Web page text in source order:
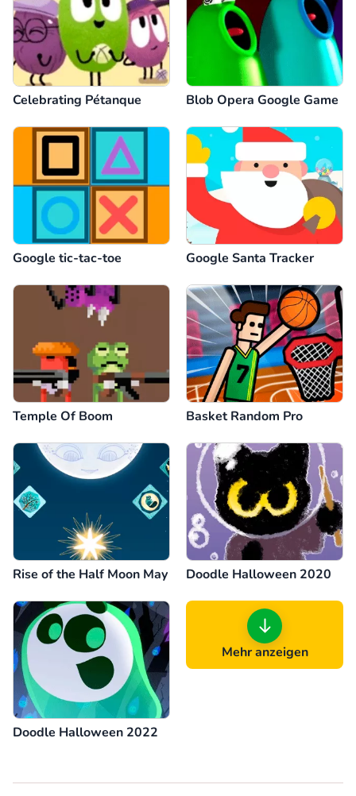
Celebrating Pétanque Blob Opera Google Game
Google tic-tac-toe Google Santa Tracker
Temple Of Boom Basket Random Pro
Rise of the Half Moon May Doodle Halloween 2020
Doodle Halloween 2022
Mehr anzeigen